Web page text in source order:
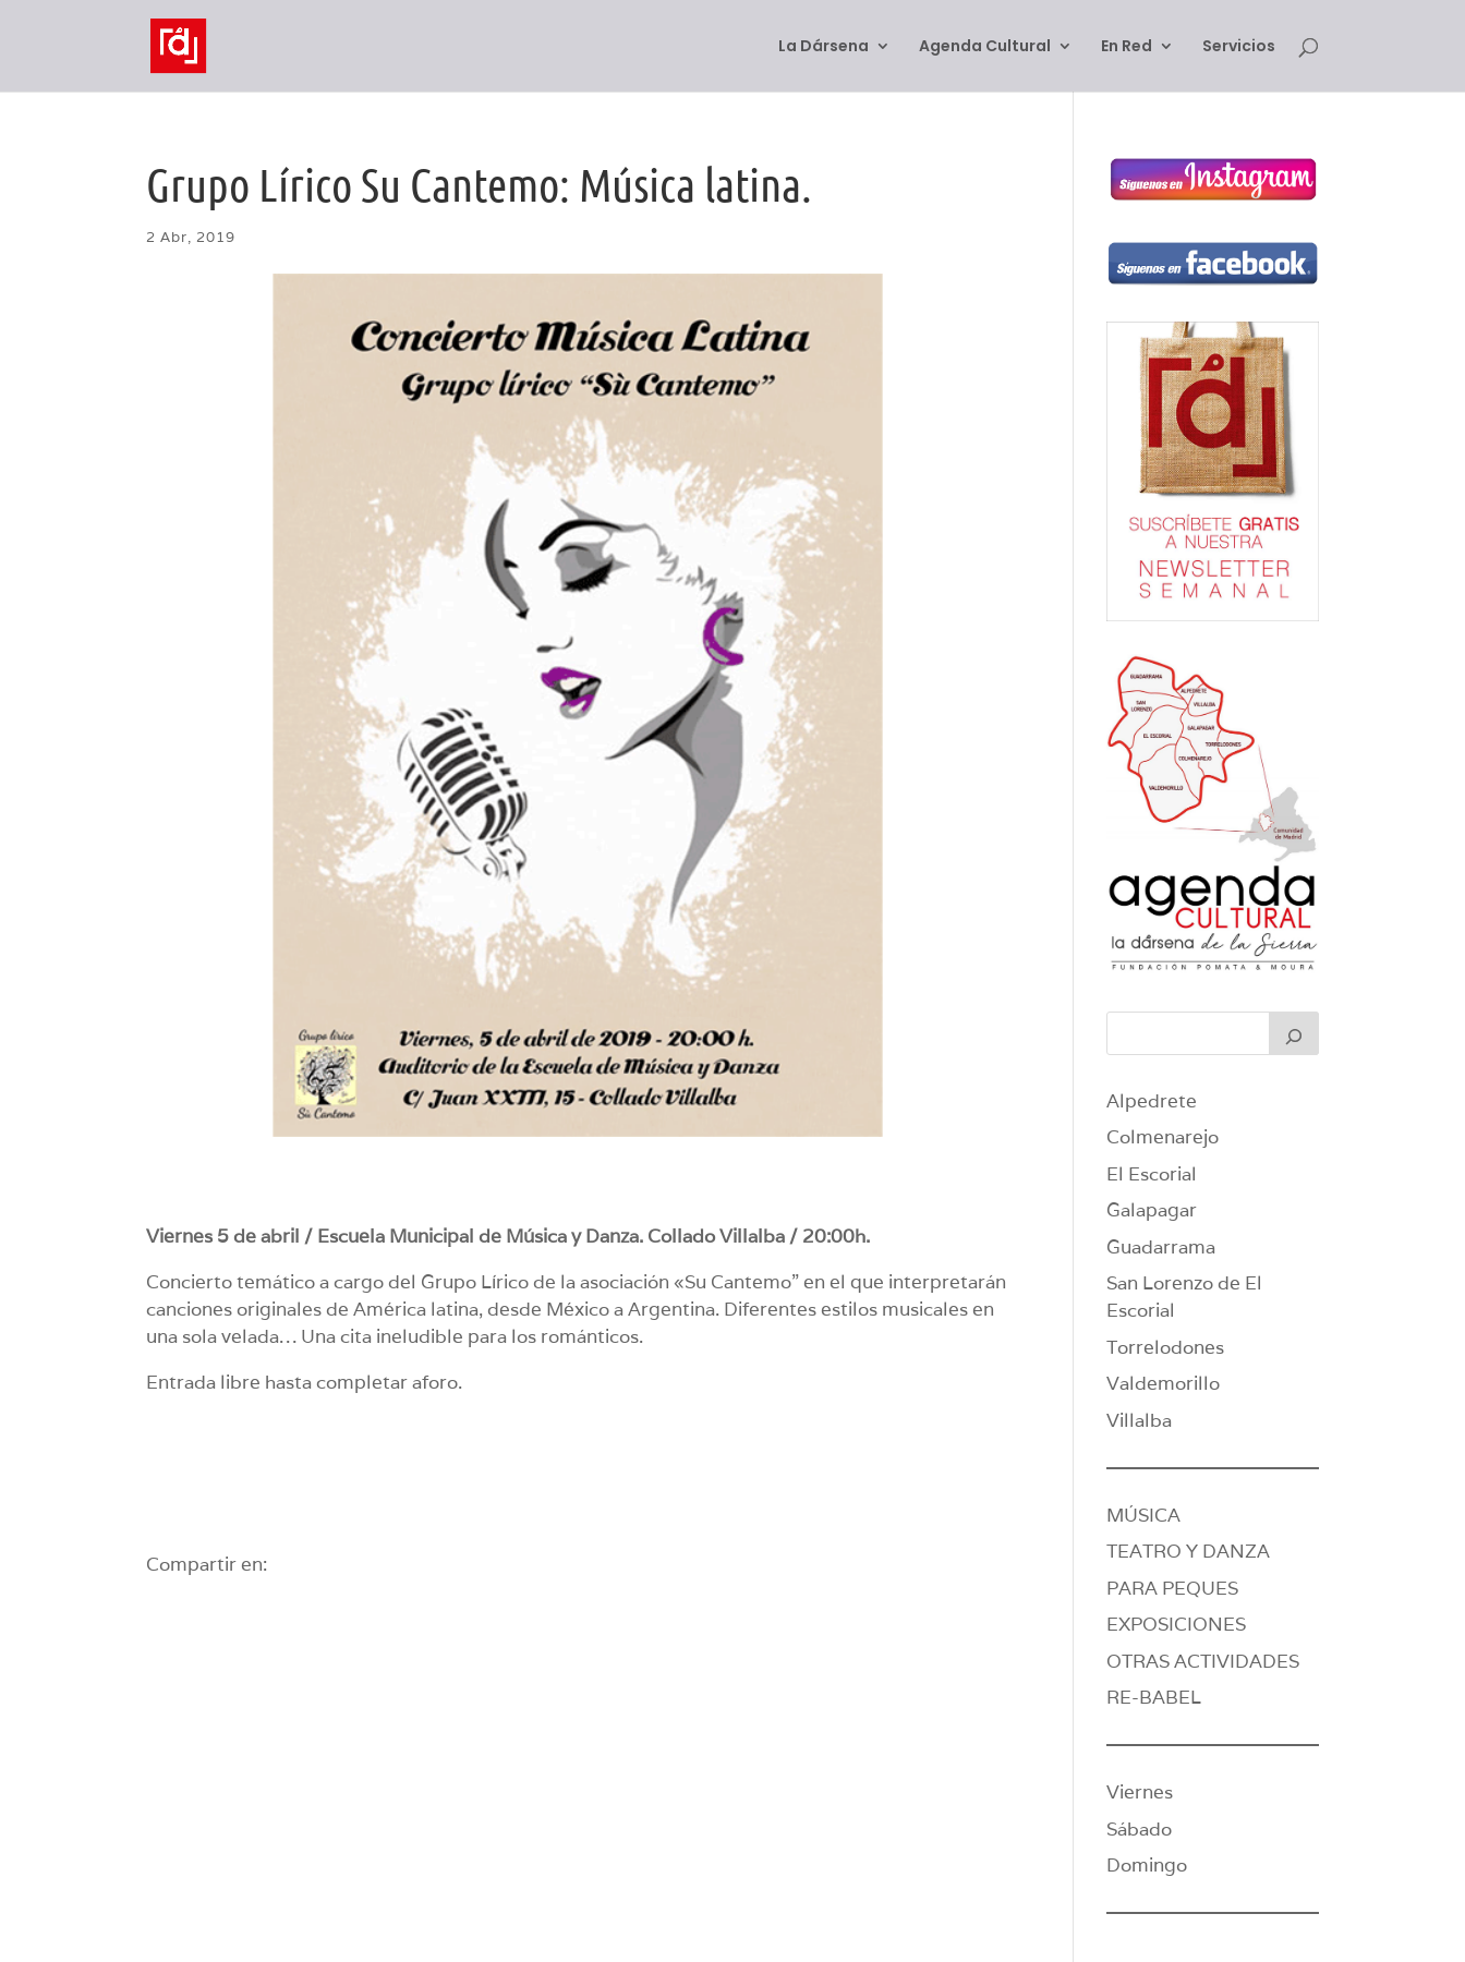
La Dársena Agenda Cultural En Red Servicios
Grupo Lírico Su Cantemo: Música latina.
2 Abr, 2019
Viernes 5 de abril / Escuela Municipal de Música y Danza. Collado Villalba / 20:00h.
Concierto temático a cargo del Grupo Lírico de la asociación «Su Cantemo” en el que interpretarán
canciones originales de América latina, desde México a Argentina. Diferentes estilos musicales en
una sola velada… Una cita ineludible para los románticos.
Entrada libre hasta completar aforo.
Compartir en:
Alpedrete
Colmenarejo
El Escorial
Galapagar
Guadarrama
San Lorenzo de El
Escorial
Torrelodones
Valdemorillo
Villalba
MÚSICA
TEATRO Y DANZA
PARA PEQUES
EXPOSICIONES
OTRAS ACTIVIDADES
RE-BABEL
Viernes
Sábado
Domingo